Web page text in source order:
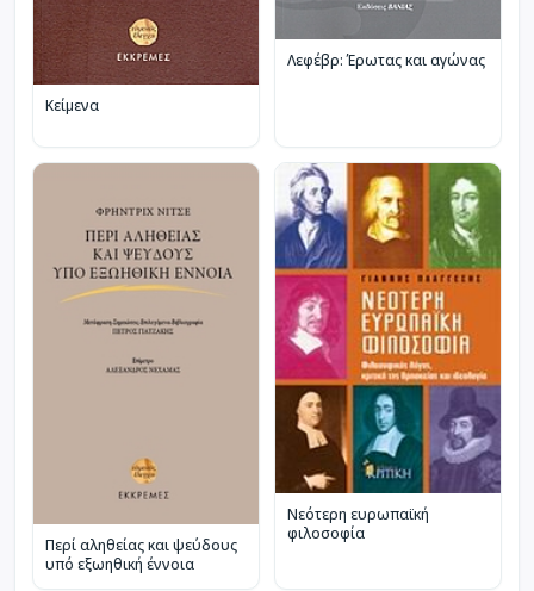
Κείμενα
Λεφέβρ: Έρωτας και αγώνας
Περί αληθείας και ψεύδους
υπό εξωηθική έννοια
Νεότερη ευρωπαϊκή
φιλοσοφία